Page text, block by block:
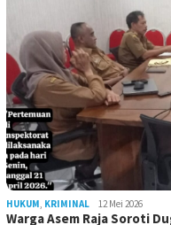
HUKUM, KRIMINAL 12 Mei 2026
Warga Asem Raja Soroti